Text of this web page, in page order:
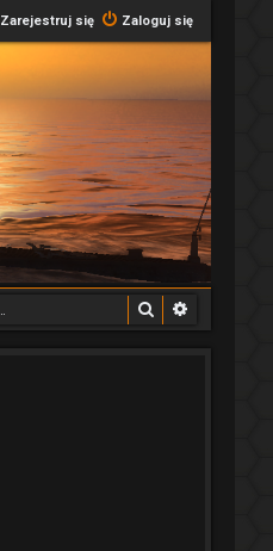
Zaloguj się
Zarejestruj się
Szukaj